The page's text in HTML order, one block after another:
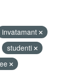
invatamant
studenti